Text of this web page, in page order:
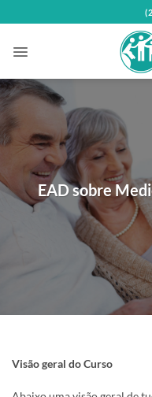
to
EAD sobre
Visão geral do Curso